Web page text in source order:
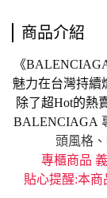
商品介紹
《
魅力在台灣持續
除了超Hot的熱
BALENCIAGA
頭風格
專櫃商品
貼心提醒:本